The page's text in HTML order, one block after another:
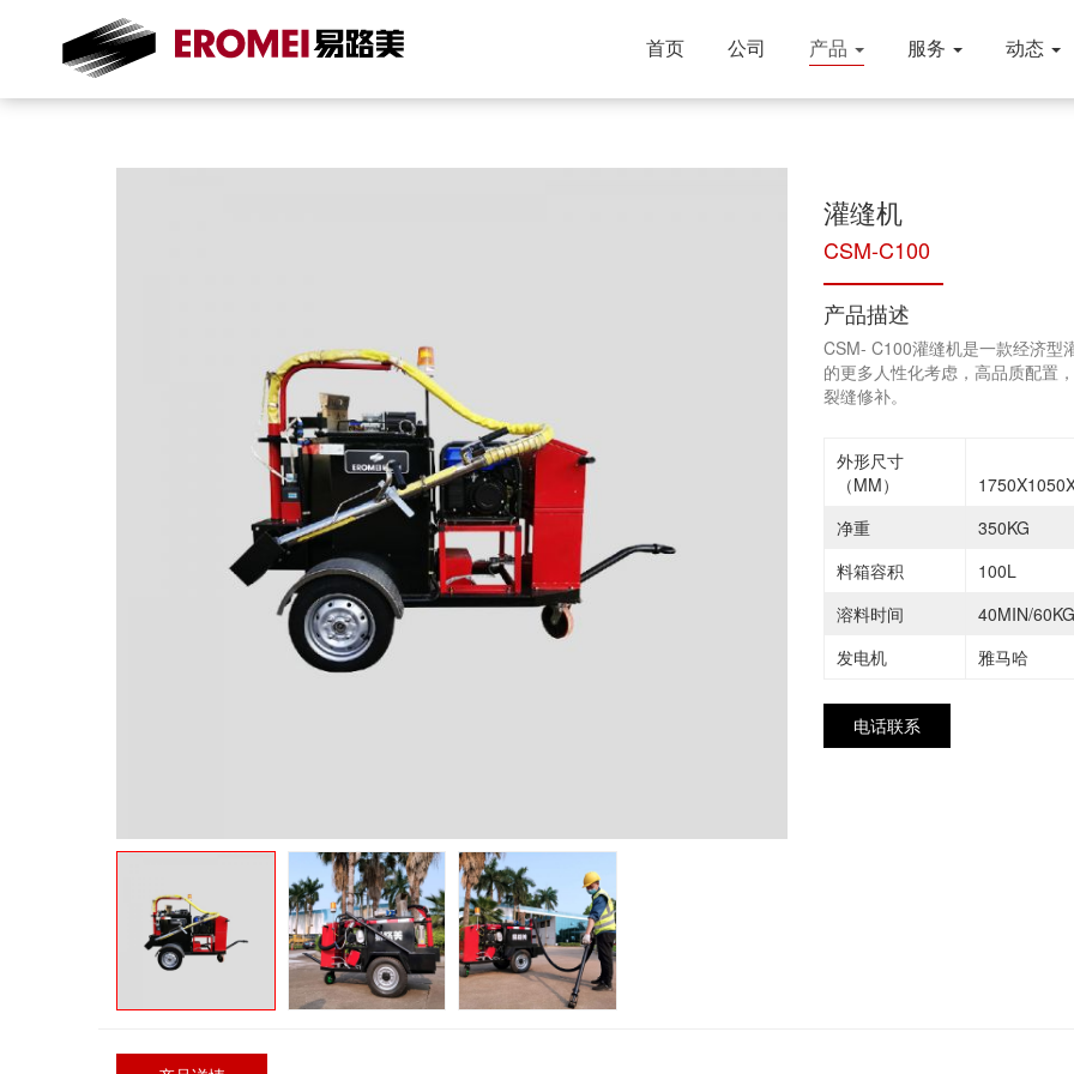
首页 公司 产品 服务 动态
灌缝机
CSM-C100
产品描述
CSM- C100灌缝机是一款经济型
的更多人性化考虑，高品质配置
裂缝修补。
外形尺寸
（MM）
净重
350KG
料箱容积
100L
溶料时间
40MIN/60KG
发电机
雅马哈
电话联系